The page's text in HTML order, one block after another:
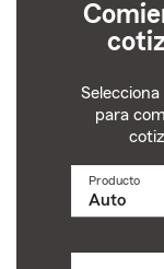
para
Producto